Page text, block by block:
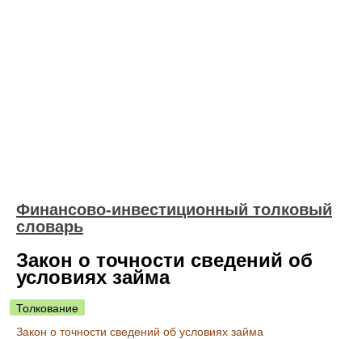
Финансово-инвестиционный толковый
словарь
Закон о точности сведений об
условиях займа
Толкование
Закон о точности сведений об условиях займа